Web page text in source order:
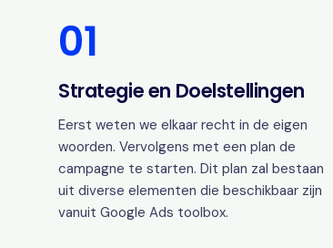
01
Strategie en Doelstellingen
Eerst weten we elkaar recht in de eigen
woorden. Vervolgens met een plan de
campagne te starten. Dit plan zal bestaan
uit diverse elementen die beschikbaar zijn
vanuit Google Ads toolbox.